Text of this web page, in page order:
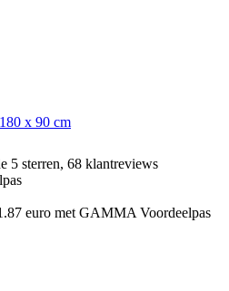
x 90 cm
5 sterren, 68 klantreviews
euro met GAMMA Voordeelpas